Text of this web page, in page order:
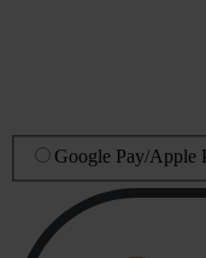
Google Pay/Apple